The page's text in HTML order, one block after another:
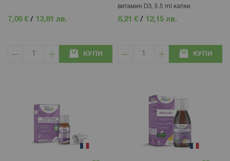
7,06 € / 13,81 лв.
КУПИ
витамин D3, 5.5 ml капки
6,21 € / 12,15 лв.
КУПИ